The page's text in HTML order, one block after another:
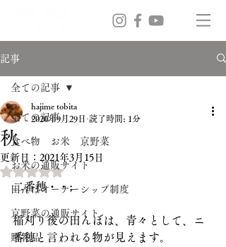
記事
全ての記事
食べ物 お米 京野菜
お米の通販サイト
田んぼオーナーシップ制度
京野菜の通販サイト
贈答品
全ての記事
秋
hajime tobita
2020年9月29日 読了時間: 1分
更新日： 2021年3月15日
5つ星のうちNaNと評価されています。
二番穂・・;
稲刈り後の田んぼは、青々として、ニ
番穂と言われる物が見えます。